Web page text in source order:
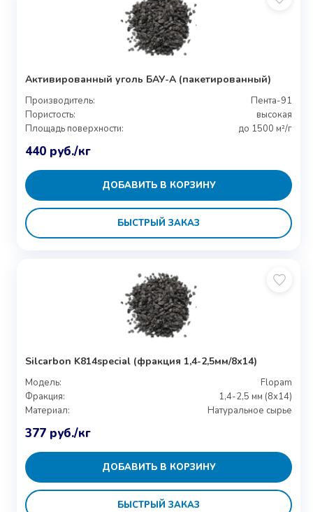
Активированный уголь БАУ-А (пакетированный)
Производитель:
Пента-91
Пористость:
высокая
Площадь поверхности:
до 1500 м²/г
440 руб./кг
ДОБАВИТЬ В КОРЗИНУ
БЫСТРЫЙ ЗАКАЗ
Silcarbon K814special (фракция 1,4-2,5мм/8х14)
Модель:
Flopam
Фракция:
1,4-2,5 мм (8х14)
Материал:
Натуральное сырье
377 руб./кг
ДОБАВИТЬ В КОРЗИНУ
БЫСТРЫЙ ЗАКАЗ